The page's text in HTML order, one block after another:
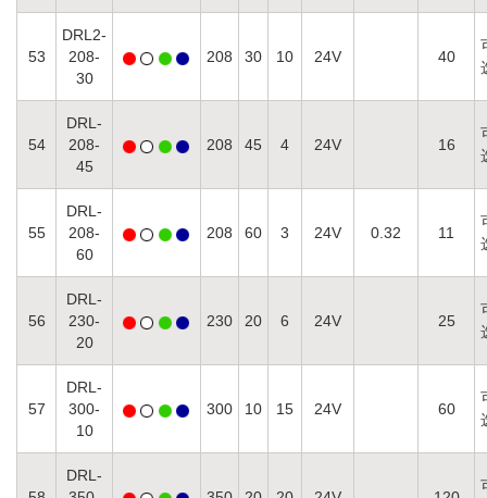
53
DRL2-
208-
30
208 30 10 24V 40
54
DRL-
208-
45
208 45 4 24V 16
55
DRL-
208-
60
208 60 3 24V 0.32 11
56
DRL-
230-
20
230 20 6 24V 25
57
DRL-
300-
10
300 10 15 24V 60
DRL-